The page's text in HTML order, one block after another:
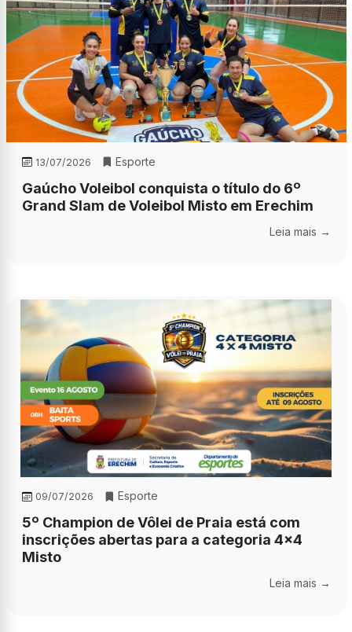
13/07/2026 Esporte
Gaúcho Voleibol conquista o título do 6º
Grand Slam de Voleibol Misto em Erechim
Leia mais →
09/07/2026 Esporte
5º Champion de Vôlei de Praia está com
inscrições abertas para a categoria 4x4
Misto
Leia mais →